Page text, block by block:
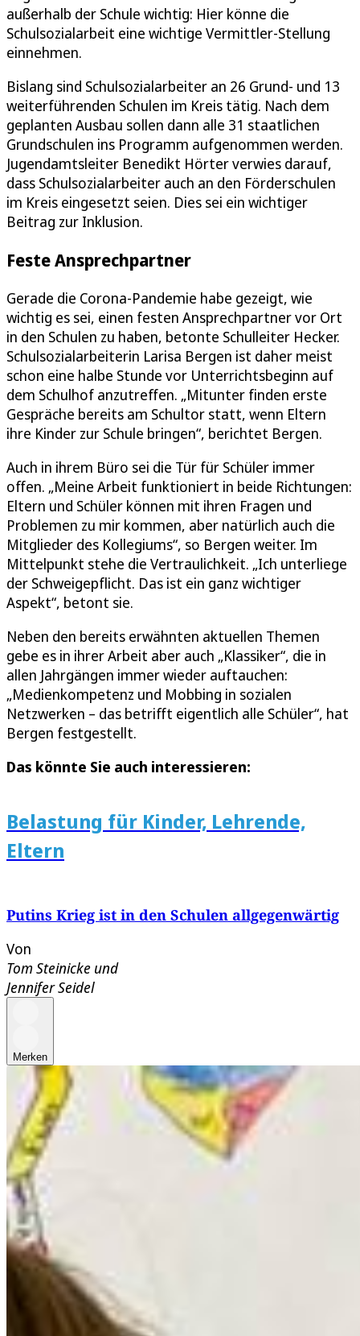
außerhalb der Schule wichtig: Hier könne die
Schulsozialarbeit eine wichtige Vermittler-Stellung
einnehmen.
Bislang sind Schulsozialarbeiter an 26 Grund- und 13
weiterführenden Schulen im Kreis tätig. Nach dem
geplanten Ausbau sollen dann alle 31 staatlichen
Grundschulen ins Programm aufgenommen werden.
Jugendamtsleiter Benedikt Hörter verwies darauf,
dass Schulsozialarbeiter auch an den Förderschulen
im Kreis eingesetzt seien. Dies sei ein wichtiger
Beitrag zur Inklusion.
Feste Ansprechpartner
Gerade die Corona-Pandemie habe gezeigt, wie
wichtig es sei, einen festen Ansprechpartner vor Ort
in den Schulen zu haben, betonte Schulleiter Hecker.
Schulsozialarbeiterin Larisa Bergen ist daher meist
schon eine halbe Stunde vor Unterrichtsbeginn auf
dem Schulhof anzutreffen. „Mitunter finden erste
Gespräche bereits am Schultor statt, wenn Eltern
ihre Kinder zur Schule bringen“, berichtet Bergen.
Auch in ihrem Büro sei die Tür für Schüler immer
offen. „Meine Arbeit funktioniert in beide Richtungen:
Eltern und Schüler können mit ihren Fragen und
Problemen zu mir kommen, aber natürlich auch die
Mitglieder des Kollegiums“, so Bergen weiter. Im
Mittelpunkt stehe die Vertraulichkeit. „Ich unterliege
der Schweigepflicht. Das ist ein ganz wichtiger
Aspekt“, betont sie.
Neben den bereits erwähnten aktuellen Themen
gebe es in ihrer Arbeit aber auch „Klassiker“, die in
allen Jahrgängen immer wieder auftauchen:
„Medienkompetenz und Mobbing in sozialen
Netzwerken – das betrifft eigentlich alle Schüler“, hat
Bergen festgestellt.
Das könnte Sie auch interessieren:
Belastung für Kinder, Lehrende,
Eltern
Putins Krieg ist in den Schulen allgegenwärtig
Von
Tom Steinicke und
Jennifer Seidel
Merken